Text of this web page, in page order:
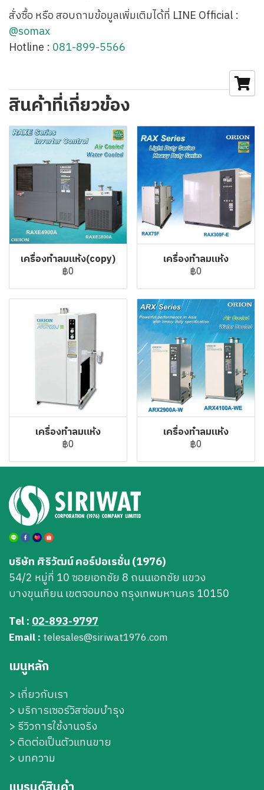
สั่งซื้อ หรือ สอบถามข้อมูลเพิ่มเติมได้ที่ LINE Official :
@somax
Hotline : 081-899-5566
สินค้าที่เกี่ยวข้อง
เครื่องทำลมแห้ง(copy)
฿0
เครื่องทำลมแห้ง
฿0
เครื่องทำลมแห้ง
฿0
เครื่องทำลมแห้ง
฿0
บริษัท ศิริวัฒน์ คอร์ปอเรชั่น (1976)
54/2 หมู่ที่ 10 ซอยเอกชัย 8 ถนนเอกชัย แขวง
บางขุนเทียน เขตจอมทอง กรุงเทพมหานคร 10150
Tel :02-893-9797
Email : telesales@siriwat1976.com
เมนูหลัก
> เกี่ยวกับเรา
> บริการเซอร์วิสซ่อมบำรุง
> รีวิวการใช้งานจริง
> ติดต่อเป็นตัวแทนขาย
> บทความ